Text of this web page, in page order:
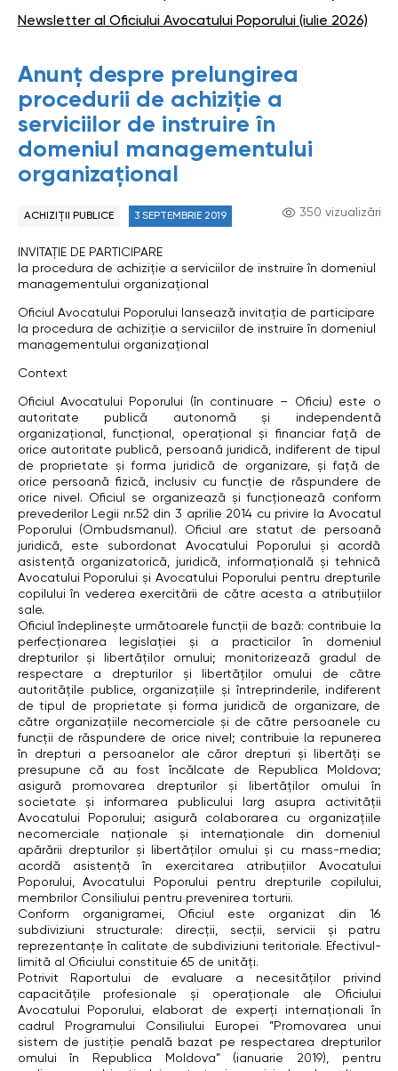
Anunț despre prelungirea
procedurii de achiziție a
serviciilor de instruire în
domeniul managementului
organizațional
ACHIZIȚII PUBLICE 3 SEPTEMBRIE 2019 350 vizualizări
INVITAȚIE DE PARTICIPARE
la procedura de achiziție a serviciilor de instruire în domeniul
managementului organizațional
Oficiul Avocatului Poporului lansează invitația de participare
la procedura de achiziție a serviciilor de instruire în domeniul
managementului organizațional
Context
Oficiul Avocatului Poporului (în continuare – Oficiu) este o
autoritate publică autonomă şi independentă
organizaţional, funcţional, operaţional şi financiar faţă de
orice autoritate publică, persoană juridică, indiferent de tipul
de proprietate şi forma juridică de organizare, şi faţă de
orice persoană fizică, inclusiv cu funcţie de răspundere de
orice nivel. Oficiul se organizează şi funcţionează conform
prevederilor Legii nr.52 din 3 aprilie 2014 cu privire la Avocatul
Poporului (Ombudsmanul). Oficiul are statut de persoană
juridică, este subordonat Avocatului Poporului şi acordă
asistenţă organizatorică, juridică, informaţională şi tehnică
Avocatului Poporului și Avocatului Poporului pentru drepturile
copilului în vederea exercitării de către acesta a atribuţiilor
sale.
Oficiul îndeplineşte următoarele funcţii de bază: contribuie la
perfecţionarea legislaţiei şi a practicilor în domeniul
drepturilor şi libertăţilor omului; monitorizează gradul de
respectare a drepturilor şi libertăţilor omului de către
autorităţile publice, organizaţiile şi întreprinderile, indiferent
de tipul de proprietate şi forma juridică de organizare, de
către organizaţiile necomerciale şi de către persoanele cu
funcţii de răspundere de orice nivel; contribuie la repunerea
în drepturi a persoanelor ale căror drepturi şi libertăţi se
presupune că au fost încălcate de Republica Moldova;
asigură promovarea drepturilor şi libertăţilor omului în
societate şi informarea publicului larg asupra activităţii
Avocatului Poporului; asigură colaborarea cu organizaţiile
necomerciale naţionale şi internaţionale din domeniul
apărării drepturilor şi libertăţilor omului şi cu mass-media;
acordă asistenţă în exercitarea atribuţiilor Avocatului
Poporului, Avocatului Poporului pentru drepturile copilului,
membrilor Consiliului pentru prevenirea torturii.
Conform organigramei, Oficiul este organizat din 16
subdiviziuni structurale: direcții, secții, servicii și patru
reprezentanțe în calitate de subdiviziuni teritoriale. Efectivul-
limită al Oficiului constituie 65 de unități.
Potrivit Raportului de evaluare a necesităților privind
capacitățile profesionale și operaționale ale Oficiului
Avocatului Poporului, elaborat de experți internaționali în
cadrul Programului Consiliului Europei ”Promovarea unui
sistem de justiție penală bazat pe respectarea drepturilor
omului în Republica Moldova” (ianuarie 2019), pentru
Newsletter al Oficiului Avocatului Poporului (iulie 2026)